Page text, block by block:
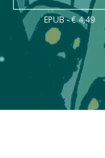
EPUB - € 4,49